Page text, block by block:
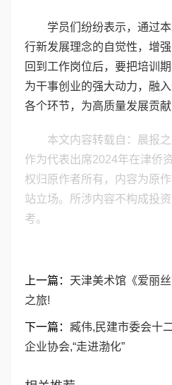
学员们纷纷表示，通过
行新发展理念的自觉性，增
回到工作岗位后，要把培训
为干事创业的强大动力，融
各个环节，为高质量发展贡献
本文内容转载自：晨报
作为代表出席2024年在津侨
权归原作者所有，内容为原
站立场。所涉内容不构成投
考。
上一篇： 天津美术馆《爱丽
之旅!
下一篇： 臧伟,民建市委会十
企业协会,“走进渤化”